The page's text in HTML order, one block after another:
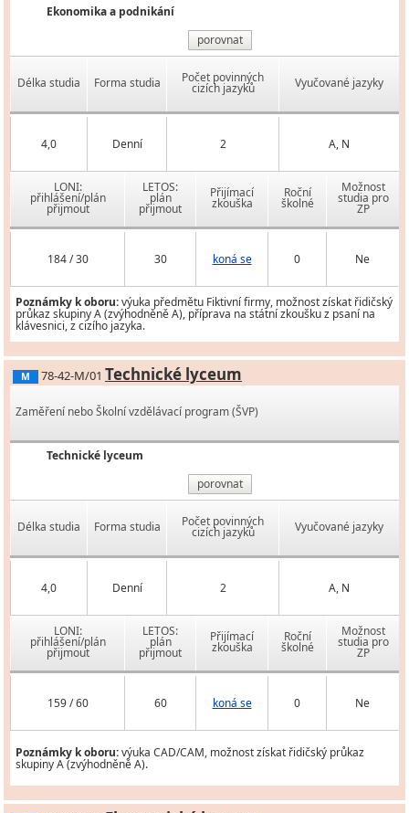
Ekonomika a podnikání
porovnat
Délka studia Forma studia Počet povinných
cizích jazyků Vyučované jazyky
4,0 Denní 2 A, N
LONI:
přihlášení/plán
přijmout
LETOS:
plán
přijmout
Přijímací
zkouška
Roční
školné
Možnost
studia pro
ZP
184 / 30 30 koná se 0 Ne
Poznámky k oboru:výuka předmětu Fiktivní firmy, možnost získat řidičský
průkaz skupiny A (zvýhodněně A), příprava na státní zkoušku z psaní na
klávesnici, z cizího jazyka.
M 78-42-M/01 Technické lyceum
Zaměření nebo Školní vzdělávací program (ŠVP)
Technické lyceum
porovnat
Délka studia Forma studia Počet povinných
cizích jazyků Vyučované jazyky
4,0 Denní 2 A, N
LONI:
přihlášení/plán
přijmout
LETOS:
plán
přijmout
Přijímací
zkouška
Roční
školné
Možnost
studia pro
ZP
159 / 60 60 koná se 0 Ne
Poznámky k oboru:výuka CAD/CAM, možnost získat řidičský průkaz
skupiny A (zvýhodněně A).